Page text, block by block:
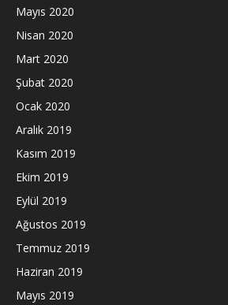
Mayıs 2020
Nisan 2020
Mart 2020
Şubat 2020
Ocak 2020
Aralık 2019
Kasım 2019
Ekim 2019
Eylül 2019
Ağustos 2019
Temmuz 2019
Haziran 2019
Mayıs 2019